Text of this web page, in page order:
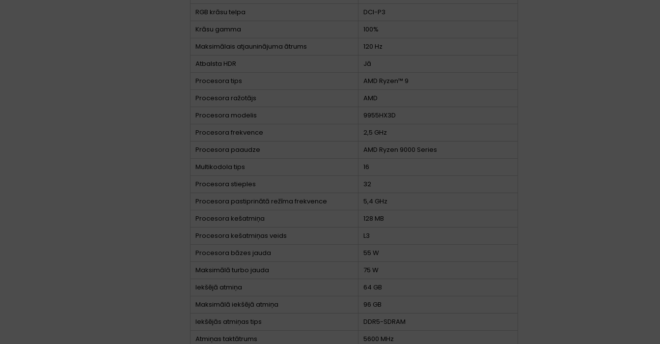
RGB krāsu telpa
DCI-P3
Krāsu gamma
100%
Maksimālais atjauninājuma ātrums
120 Hz
Atbalsta HDR
Jā
Procesora tips
AMD Ryzen™ 9
Procesora ražotājs
AMD
Procesora modelis
9955HX3D
Procesora frekvence
2,5 GHz
Procesora paaudze
AMD Ryzen 9000 Series
Multikodola tips
16
Procesora stieples
32
Procesora pastiprinātā režīma frekvence
5,4 GHz
Procesora kešatmiņa
128 MB
Procesora kešatmiņas veids
L3
Procesora bāzes jauda
55 W
Maksimālā turbo jauda
75 W
Iekšējā atmiņa
64 GB
Maksimālā iekšējā atmiņa
96 GB
Iekšējās atmiņas tips
DDR5-SDRAM
Atmiņas taktātrums
5600 MHz